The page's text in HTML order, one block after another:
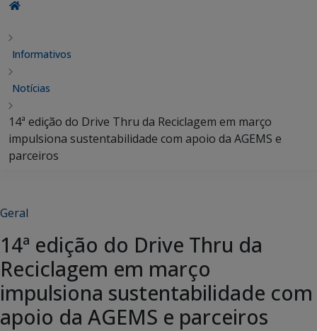
Informativos
Notícias
14ª edição do Drive Thru da Reciclagem em março
impulsiona sustentabilidade com apoio da AGEMS e
parceiros
Geral
14ª edição do Drive Thru da
Reciclagem em março
impulsiona sustentabilidade com
apoio da AGEMS e parceiros